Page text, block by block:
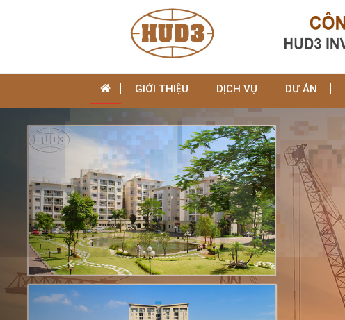
GIỚI THIỆU DỊCH VỤ DỰ ÁN